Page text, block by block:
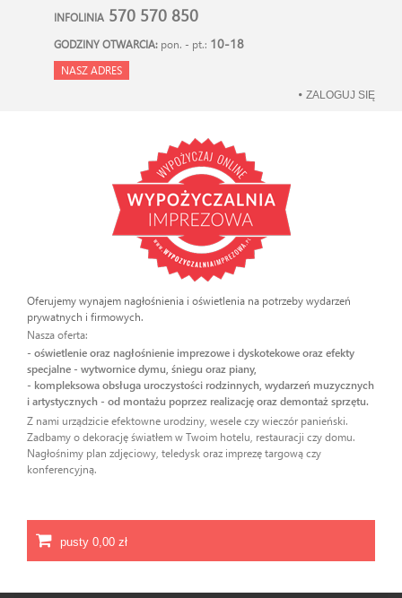
INFOLINIA 570 570 850
GODZINY OTWARCIA: pon. - pt.: 10-18
NASZ ADRES
ZALOGUJ SIĘ
Oferujemy wynajem nagłośnienia i oświetlenia na potrzeby wydarzeń
prywatnych i firmowych.
Nasza oferta:
- oświetlenie oraz nagłośnienie imprezowe i dyskotekowe oraz efekty
specjalne - wytwornice dymu, śniegu oraz piany,
- kompleksowa obsługa uroczystości rodzinnych, wydarzeń muzycznych
i artystycznych - od montażu poprzez realizację oraz demontaż sprzętu.
Z nami urządzicie efektowne urodziny, wesele czy wieczór panieński.
Zadbamy o dekorację światłem w Twoim hotelu, restauracji czy domu.
Nagłośnimy plan zdjęciowy, teledysk oraz imprezę targową czy
konferencyjną.
pusty 0,00 zł